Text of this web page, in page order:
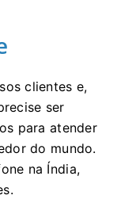
clientes e,
ser
para atender
do mundo.
na Índia,